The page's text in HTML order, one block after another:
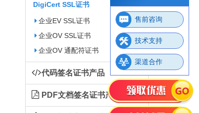
售前咨询
技术支持
渠道合作
DigiCert SSL证书
企业EV SSL证书
企业OV SSL证书
企业OV 通配符证书
代码签名证书产品
PDF文档签名证书产品